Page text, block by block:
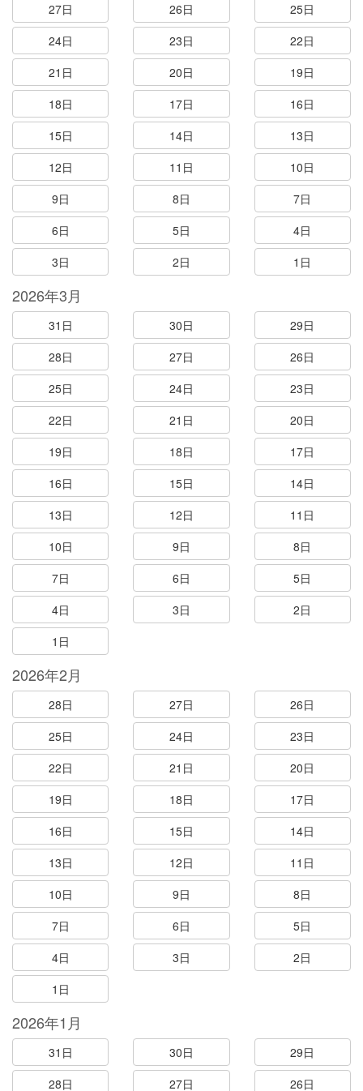
27日
26日
25日
24日
23日
22日
21日
20日
19日
18日
17日
16日
15日
14日
13日
12日
11日
10日
9日
8日
7日
6日
5日
4日
3日
2日 1日
2026年3月
31日 30日
29日
28日
27日
26日
25日
24日
23日
22日
21日
20日
19日
18日
17日
16日
15日
14日
13日
12日
11日
10日
9日
8日
7日
6日
5日
4日
3日
2日
1日
2026年2月
28日 27日
26日
25日
24日
23日
22日
21日
20日
19日
18日
17日
16日
15日
14日
13日
12日
11日
10日
9日
8日
7日
6日
5日
4日
3日
2日
1日
2026年1月
31日 30日
29日
28日
27日 26日